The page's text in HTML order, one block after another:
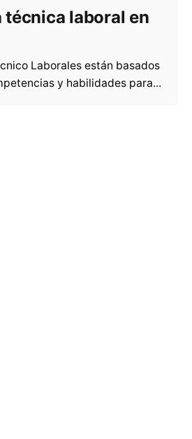
técnica laboral en
Laborales están basados
y habilidades para...